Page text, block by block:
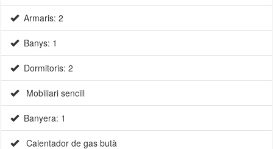
Armaris: 2
Banys: 1
Dormitoris: 2
Mobiliari sencill
Banyera: 1
Calentador de gas butà